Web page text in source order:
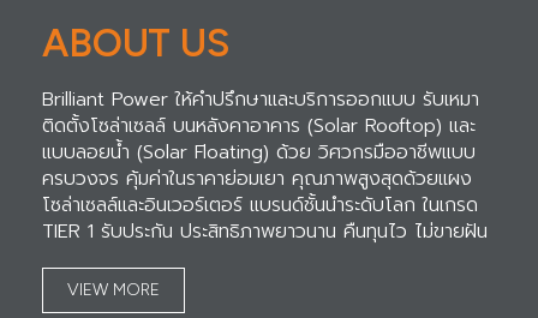
ABOUT US
Brilliant Power ให้คำปรึกษาและบริการออกแบบ รับเหมา
ติดตั้งโซล่าเซลล์ บนหลังคาอาคาร (Solar Rooftop) และ
แบบลอยน้ำ (Solar Floating) ด้วย วิศวกรมืออาชีพแบบ
ครบวงจร คุ้มค่าในราคาย่อมเยา คุณภาพสูงสุดด้วยแผง
โซล่าเซลล์และอินเวอร์เตอร์ แบรนด์ชั้นนำระดับโลก ในเกรด
TIER 1 รับประกัน ประสิทธิภาพยาวนาน คืนทุนไว ไม่ขายฝัน
VIEW MORE